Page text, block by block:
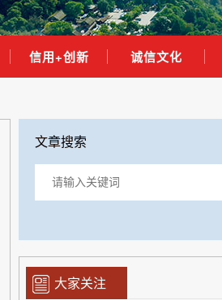
信用+创新 诚信文化
文章搜索
大家关注